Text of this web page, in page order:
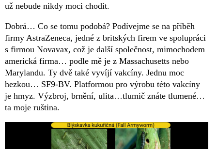
už nebude nikdy moci chodit.
Dobrá… Co se tomu podobá? Podívejme se na příběh
firmy AstraZeneca, jedné z britských firem ve spolupráci
s firmou Novavax, což je další společnost, mimochodem
americká firma… podle mě je z Massachusetts nebo
Marylandu. Ty dvě také vyvíjí vakcíny. Jednu moc
hezkou… SF9-BV. Platformou pro výrobu této vakcíny
je hmyz. Výzbroj, brnění, ulita…tlumič znáte tlumené…
ta moje ruština.